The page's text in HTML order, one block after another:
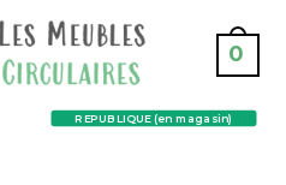
0
REPUBLIQUE (en magasin)